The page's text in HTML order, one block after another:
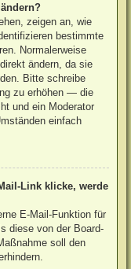
zeigen an, wie
bestimmte
Normalerweise
ändern, da sie
Bitte schreibe
zu erhöhen — die
und ein Moderator
einfach
Link klicke, werde
E-Mail-Funktion für
diese von der Board-
soll den